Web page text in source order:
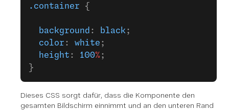
.container {
  background
: black ;
  color
: white ;
  height
: 100%;
}
Dieses CSS sorgt dafür, dass die Komponente den
gesamten Bildschirm einnimmt und an den unteren Rand